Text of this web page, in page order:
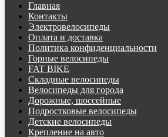
Главная
Контакты
Электровелосипеды
Оплата и доставка
Политика конфиденциальности
Горные велосипеды
FAT BIKE
Складные велосипеды
Велосипеды для города
Дорожные, шоссейные
Подростковые велосипеды
Детские велосипеды
Крепление на авто